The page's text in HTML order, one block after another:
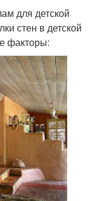
для детской
стен в детской
факторы: